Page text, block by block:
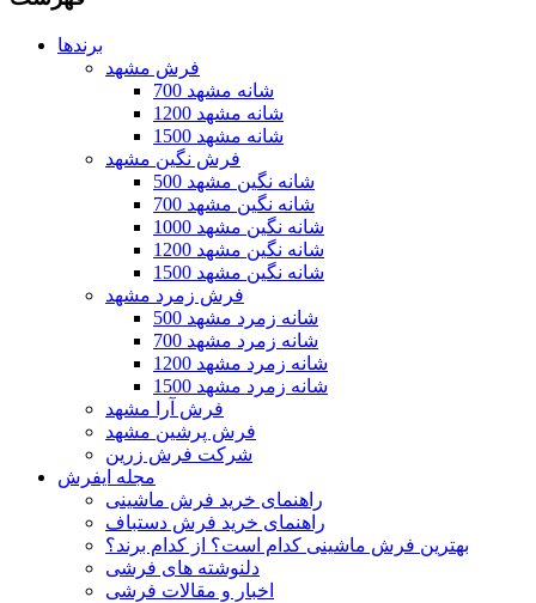
برندها
فرش مشهد
700 شانه مشهد
1200 شانه مشهد
1500 شانه مشهد
فرش نگین مشهد
500 شانه نگین مشهد
700 شانه نگین مشهد
1000 شانه نگین مشهد
1200 شانه نگین مشهد
1500 شانه نگین مشهد
فرش زمرد مشهد
500 شانه زمرد مشهد
700 شانه زمرد مشهد
1200 شانه زمرد مشهد
1500 شانه زمرد مشهد
فرش آرا مشهد
فرش پرشین مشهد
شرکت فرش زرین
مجله ایفرش
راهنمای خرید فرش ماشینی
راهنمای خرید فرش دستباف
بهترین فرش ماشینی کدام است؟ از کدام برند؟
دلنوشته های فرشی
اخبار و مقالات فرشی